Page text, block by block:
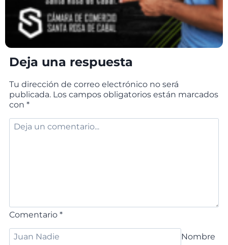
Deja una respuesta
Tu dirección de correo electrónico no será
publicada. Los campos obligatorios están marcados
con *
Comentario *
Nombre